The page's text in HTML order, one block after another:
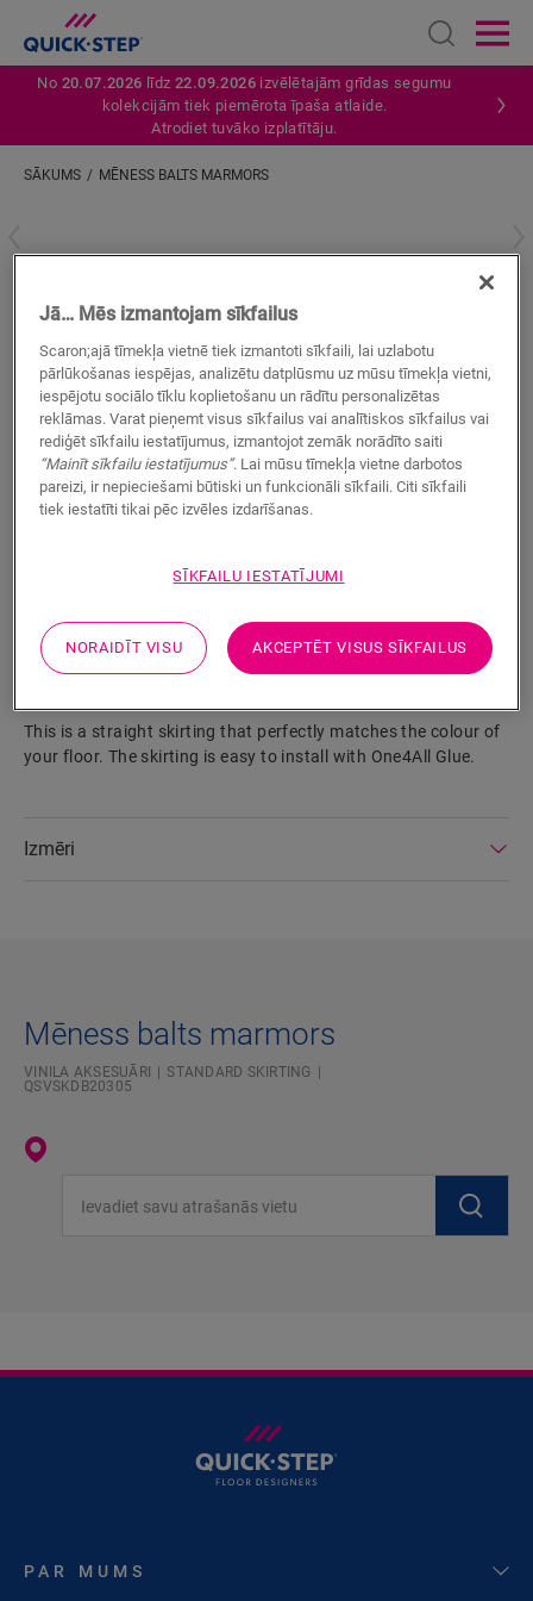
Open
No 20.07.2026 līdz22.09.2026 izvēlētajām grīdas segumu
kolekcijām tiek piemērota īpaša atlaide.
Atrodiet tuvāko izplatītāju.
SĀKUMS MĒNESS BALTS MARMORS
Mēness balts marmors
VINILA AKSESUĀRI STANDARD SKIRTING QSVSKDB20305
Skaista apdare
Krāsas pieskaņotas jūsu grīdai
Pret skrāpējumiem izturīgs virsējais slānis
Ūdensizturīgs
This is a straight skirting that perfectly matches the colour of
your floor. The skirting is easy to install with One4All Glue.
Izmēri
Mēness balts marmors
VINILA AKSESUĀRI
STANDARD SKIRTING
QSVSKDB20305
PAR MUMS
Jā… Mēs izmantojam sīkfailus
Scaron;ajā tīmekļa vietnē tiek izmantoti sīkfaili, lai uzlabotu
pārlūkošanas iespējas, analizētu datplūsmu uz mūsu tīmekļa vietni,
iespējotu sociālo tīklu koplietošanu un rādītu personalizētas
reklāmas. Varat pieņemt visus sīkfailus vai analītiskos sīkfailus vai
rediģēt sīkfailu iestatījumus, izmantojot zemāk norādīto saiti
“Mainīt sīkfailu iestatījumus”. Lai mūsu tīmekļa vietne darbotos
pareizi, ir nepieciešami būtiski un funkcionāli sīkfaili. Citi sīkfaili
tiek iestatīti tikai pēc izvēles izdarīšanas.
SĪKFAILU IESTATĪJUMI
NORAIDĪT VISU AKCEPTĒT VISUS SĪKFAILUS